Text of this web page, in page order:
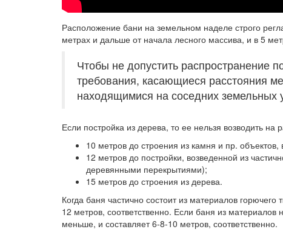
Расположение бани на земельном наделе строго
метрах и дальше от начала лесного массива, и в 5
Чтобы не допустить распространение
требования, касающиеся расстояния
находящимися на соседних земельных
Если постройка из дерева, то ее нельзя возводить на
10 метров до строения из камня и пр.
12 метров до постройки, возведенной из
деревянными перекрытиями);
15 метров до строения из дерева.
Когда баня частично состоит из материалов
12 метров, соответственно. Если баня из
меньше, и составляет 6-8-10 метров, соответственно.